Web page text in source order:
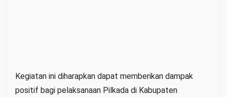
Kegiatan ini diharapkan dapat memberikan dampak
positif bagi pelaksanaan Pilkada di Kabupaten